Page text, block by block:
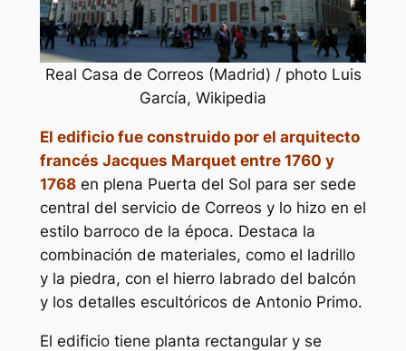
Real Casa de Correos (Madrid) / photo Luis
García, Wikipedia
El edificio fue construido por el arquitecto
francés Jacques Marquet entre 1760 y
1768en plena Puerta del Sol para ser sede
central del servicio de Correos y lo hizo en el
estilo barroco de la época. Destaca la
combinación de materiales, como el ladrillo
y la piedra, con el hierro labrado del balcón
y los detalles escultóricos de Antonio Primo.
El edificio tiene planta rectangular y se